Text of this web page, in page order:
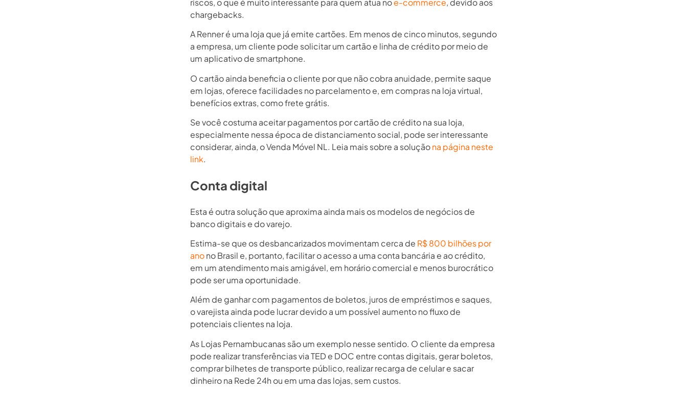
riscos, o que é muito interessante para quem atua noe-commerce, devido aos
chargebacks.
A Renner é uma loja que já emite cartões. Em menos de cinco minutos, segundo
a empresa, um cliente pode solicitar um cartão e linha de crédito por meio de
um aplicativo de smartphone.
O cartão ainda beneficia o cliente por que não cobra anuidade, permite saque
em lojas, oferece facilidades no parcelamento e, em compras na loja virtual,
benefícios extras, como frete grátis.
Se você costuma aceitar pagamentos por cartão de crédito na sua loja,
especialmente nessa época de distanciamento social, pode ser interessante
considerar, ainda, o Venda Móvel NL. Leia mais sobre a soluçãona página neste
link.
Conta digital
Esta é outra solução que aproxima ainda mais os modelos de negócios de
banco digitais e do varejo.
Estima-se que os desbancarizados movimentam cerca de R$ 800 bilhões por
anono Brasil e, portanto, facilitar o acesso a uma conta bancária e ao crédito,
em um atendimento mais amigável, em horário comercial e menos burocrático
pode ser uma oportunidade.
Além de ganhar com pagamentos de boletos, juros de empréstimos e saques,
o varejista ainda pode lucrar devido a um possível aumento no fluxo de
potenciais clientes na loja.
As Lojas Pernambucanas são um exemplo nesse sentido. O cliente da empresa
pode realizar transferências via TED e DOC entre contas digitais, gerar boletos,
comprar bilhetes de transporte público, realizar recarga de celular e sacar
dinheiro na Rede 24h ou em uma das lojas, sem custos.